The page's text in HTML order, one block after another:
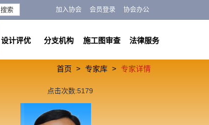
搜索 协会办公
会员登录
加入协会
设计评优 分支机构 施工图审查 法律服务
首页 专家库 专家详情
点击次数:5179